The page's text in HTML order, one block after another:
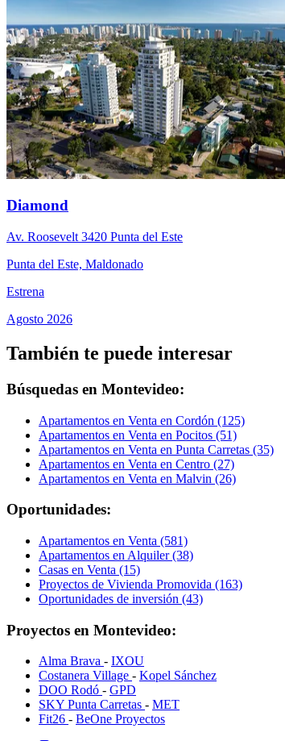
Diamond
Av. Roosevelt 3420 Punta del Este
Punta del Este, Maldonado
Estrena
Agosto 2026
También te puede interesar
Búsquedas en Montevideo:
Apartamentos en Venta en Cordón (125)
Apartamentos en Venta en Pocitos (51)
Apartamentos en Venta en Punta Carretas (35)
Apartamentos en Venta en Centro (27)
Apartamentos en Venta en Malvin (26)
Oportunidades:
Apartamentos en Venta (581)
Apartamentos en Alquiler (38)
Casas en Venta (15)
Proyectos de Vivienda Promovida (163)
Oportunidades de inversión (43)
Proyectos en Montevideo:
Alma Brava - IXOU
Costanera Village - Kopel Sánchez
DOO Rodó - GPD
SKY Punta Carretas - MET
Fit26 - BeOne Proyectos